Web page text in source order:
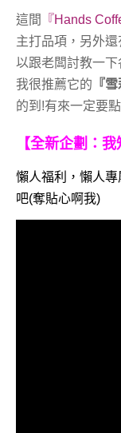
這間 『Hands
主打品項，另外
以跟老闆討教一
我很推薦它的 『
的到!有來一定要
【全新企劃：
懶人福利，懶人
吧(奪貼心啊我)